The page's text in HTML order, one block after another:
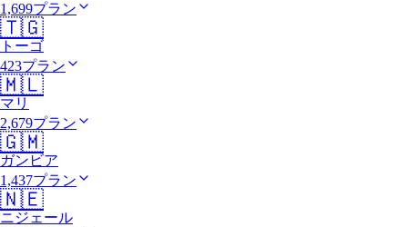
1,699プラン
🇹🇬
トーゴ
423プラン
🇲🇱
マリ
2,679プラン
🇬🇲
ガンビア
1,437プラン
🇳🇪
ニジェール